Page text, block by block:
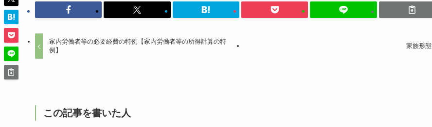
家内労働者等の必要経費の特例【家内労働者等の所得計算の特
例】
家族形態
この記事を書いた人